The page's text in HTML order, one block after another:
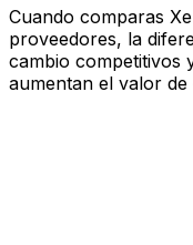
Cuando comparas
proveedores, la
cambio competitivos
aumentan el valor